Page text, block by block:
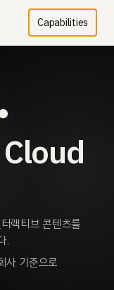
Capabilities
랙티브 콘텐츠를
.
사 기준으로